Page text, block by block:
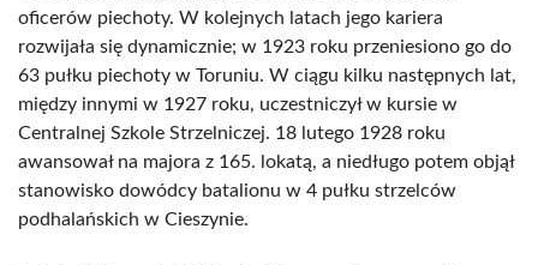
oficerów piechoty. W kolejnych latach jego kariera
rozwijała się dynamicznie; w 1923 roku przeniesiono go do
63 pułku piechoty w Toruniu. W ciągu kilku następnych lat,
między innymi w 1927 roku, uczestniczył w kursie w
Centralnej Szkole Strzelniczej. 18 lutego 1928 roku
awansował na majora z 165. lokatą, a niedługo potem objął
stanowisko dowódcy batalionu w 4 pułku strzelców
podhalańskich w Cieszynie.